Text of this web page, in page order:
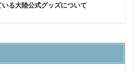
る大陸公式グッズについて